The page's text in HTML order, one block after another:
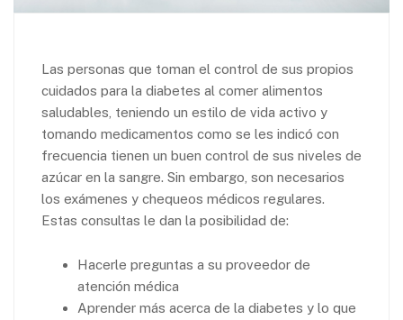
Las personas que toman el control de sus propios
cuidados para la diabetes al comer alimentos
saludables, teniendo un estilo de vida activo y
tomando medicamentos como se les indicó con
frecuencia tienen un buen control de sus niveles de
azúcar en la sangre. Sin embargo, son necesarios
los exámenes y chequeos médicos regulares.
Estas consultas le dan la posibilidad de:
Hacerle preguntas a su proveedor de
atención médica
Aprender más acerca de la diabetes y lo que